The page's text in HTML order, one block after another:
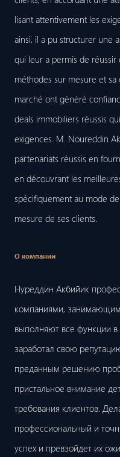
lisant attentivement les
ainsi, il a pu structurer une
qui leur a permis de réussir
méthodes sur mesure et
marché ont généré
deals immobiliers réussis
exigences. M. Noureddin
partenariats réussis en
en découvrant les
spécifiquement au mode
mesure de ses clients.
О компании
Нуреддин Акбийик
компаниями,
выполняют все функции
заработал свою
преданным решению
пристальное внимание
требования клиентов.
профессиональный и
успех и превзойдет их